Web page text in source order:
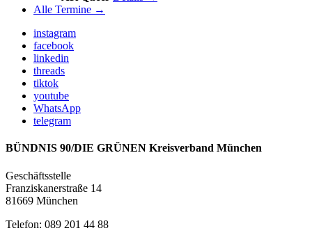
Alle Termine →
instagram
facebook
linkedin
threads
tiktok
youtube
WhatsApp
telegram
BÜNDNIS 90/DIE GRÜNEN Kreisverband München
Geschäftsstelle
Franziskanerstraße 14
81669 München
Telefon: 089 201 44 88